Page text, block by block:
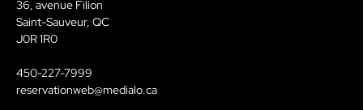
36, avenue Filion
Saint-Sauveur, QC
J0R 1R0
450-227-7999
reservationweb@medialo.ca